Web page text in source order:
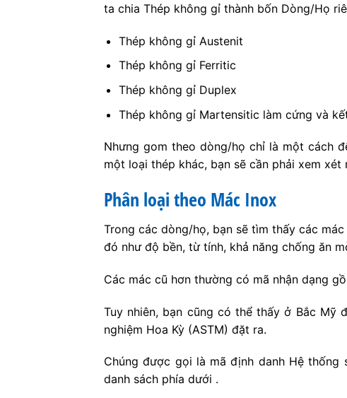
ta chia Thép không gỉ thành bốn Dòng/Họ
Thép không gỉ Austenit
Thép không gỉ Ferritic
Thép không gỉ Duplex
Thép không gỉ Martensitic làm cứng và
Nhưng gom theo dòng/họ chỉ là một cách
một loại thép khác, bạn sẽ cần phải xem xét
Phân loại theo Mác Inox
Trong các dòng/họ, bạn sẽ tìm thấy các
đó như độ bền, từ tính, khả năng chống ăn
Các mác cũ hơn thường có mã nhận dạng
Tuy nhiên, bạn cũng có thể thấy ở Bắc Mỹ
nghiệm Hoa Kỳ (ASTM) đặt ra.
Chúng được gọi là mã định danh Hệ
danh sách phía dưới .